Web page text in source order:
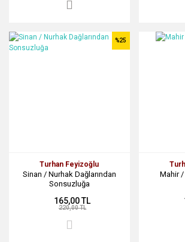
Turhan Feyizoğlu
Sinan / Nurhak Dağlarından
Sonsuzluğa
%25
165,00 TL
220,00 TL
Mahir /